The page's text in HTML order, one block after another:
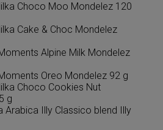
Choco Moo Mondelez 120
Cake & Choc Mondelez
Alpine Milk Mondelez
Oreo Mondelez 92 g
Choco Cookies Nut
g
Arabica Illy Classico blend Illy